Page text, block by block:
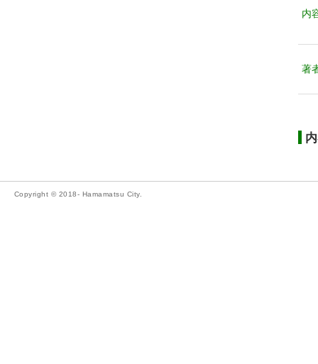
内
著
Copyright © 2018- Hamamatsu City.